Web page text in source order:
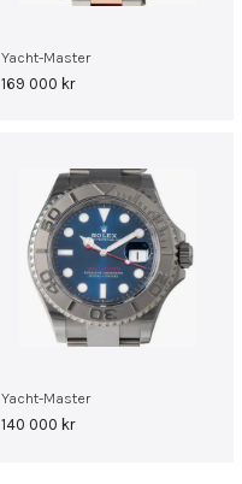
Yacht-Master
169 000 kr
Yacht-Master
140 000 kr